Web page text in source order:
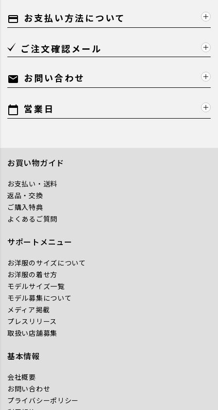
payment お支払い方法について
ご注文確認メール
mail お問い合わせ
calendar_today 営業日
お買い物ガイド
お支払い・送料
返品・交換
ご購入特典
よくあるご質問
サポートメニュー
お洋服のサイズについて
お洋服の着せ方
モデルサイズ一覧
モデル募集について
メディア掲載
プレスリリース
取扱い店舗募集
基本情報
会社概要
お問い合わせ
プライバシーポリシー